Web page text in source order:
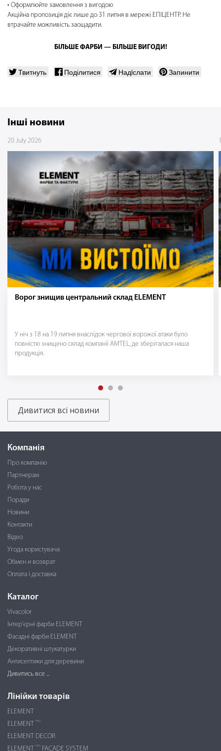
Оформлюйте замовлення з вигодою
Акційна пропозиція діє лише до 31 липня в мережі ЕПІЦЕНТР. Не
втрачайте можливість заощадити.
БІЛЬШЕ ФАРБИ — БІЛЬШЕ ВИГОДИ!
Твитнуть Поділитися Надiслати Запинити
Інші новини
20 July 2026
Ворог знищив центральний склад ELEMENT
У ніч з 18 на 19 липня внаслідок чергової ворожої атаки було
повністю знищено склад компанії AMTEL, де зберігалася наша
продукція.
Дивитися всі новини
Компанія
Про компанію
Партнерам
Робота у нас
Поради
Новини
Контакти
Відео
Угода користувача
Обмен и возврат
Оплата і доставка
Каталог
Vivacolor
Інтер'єрні фарби ELEMENT
Фасадні фарби ELEMENT
Декоративні штукатурки
Антисептики для деревини
Дивитись все ...
Лінійки товарів
ELEMENT
ELEMENT
PRO
ELEMENT DECOR
ELEMENT
PRO FACADE SYSTEM